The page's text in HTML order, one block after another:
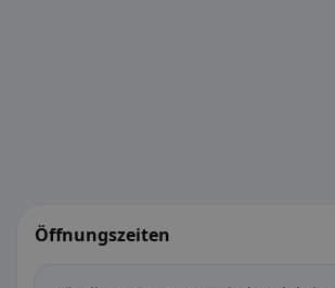
Öffnungszeiten